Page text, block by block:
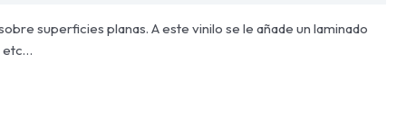
superficies planas. A este vinilo se le añade un laminado
etc…